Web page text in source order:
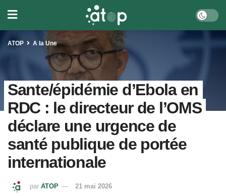
ATOP A la Une
Sante/épidémie d’Ebola en
RDC : le directeur de l’OMS
déclare une urgence de
santé publique de portée
internationale
par ATOP
21 mai 2026